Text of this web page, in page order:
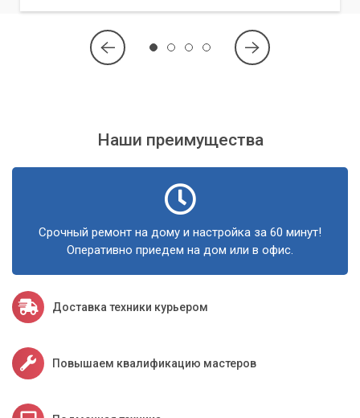
услуги по ремонту и обслуживанию компьютеров.
Наши преимущества
Срочный ремонт на дому и настройка за 60 минут!
Оперативно приедем на дом или в офис.
Доставка техники курьером
Повышаем квалификацию мастеров